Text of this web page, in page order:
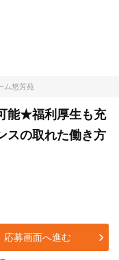
ム悠芳苑
能★福利厚生も充
スの取れた働き方
応募画面へ進む